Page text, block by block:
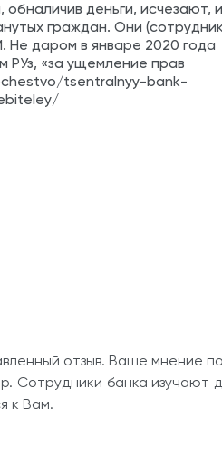
деньги, исчезают,
граждан. Они
даром в январе 2020 года
РУз, «за ущемление прав
tsentralnyy-bank-
отзыв. Ваше мнение
Сотрудники банка изучают
к Вам.